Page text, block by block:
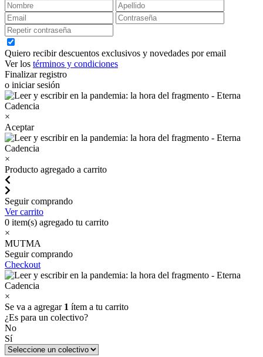
Quiero recibir descuentos exclusivos y novedades por email
Ver los términos y condiciones
Finalizar registro
o iniciar sesión
×
Aceptar
×
Producto agregado a carrito
Seguir comprando
Ver carrito
0 item(s) agregado tu carrito
×
MUTMA
Seguir comprando
Checkout
×
Se va a agregar 1 ítem a tu carrito
¿Es para un colectivo?
No
Sí